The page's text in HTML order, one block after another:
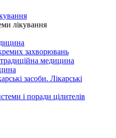
лікування
захворювань
медицина
засоби. Лікарські
і поради цілителів